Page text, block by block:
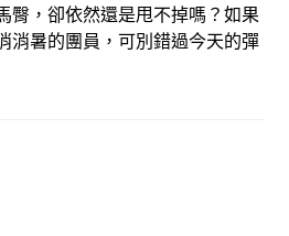
臀，卻依然還是甩不掉嗎？如果
消暑的團員，可別錯過今天的彈